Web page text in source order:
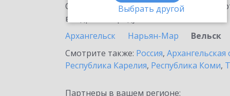
Выбрать другой
Ознакомьтесь с информационными
внедрение продукта.
Архангельск
Нарьян-Мар Вельск
Смотрите также: Россия, Архангельская
Республика Карелия, Республика Коми,
Партнеры в вашем регионе: